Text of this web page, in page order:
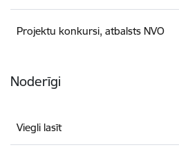
Projektu konkursi, atbalsts NVO
Noderīgi
Viegli lasīt